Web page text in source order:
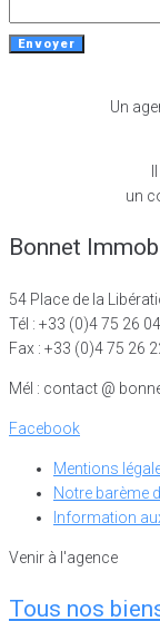
Envoyer
Un
un
Bonnet
54 Place de la
Tél : +33 (0)4 75 26
Fax : +33 (0)4 75 26
Mél : contact @
Facebook
Mentions
Notre barème
Information
Venir à l'agence
Tous nos